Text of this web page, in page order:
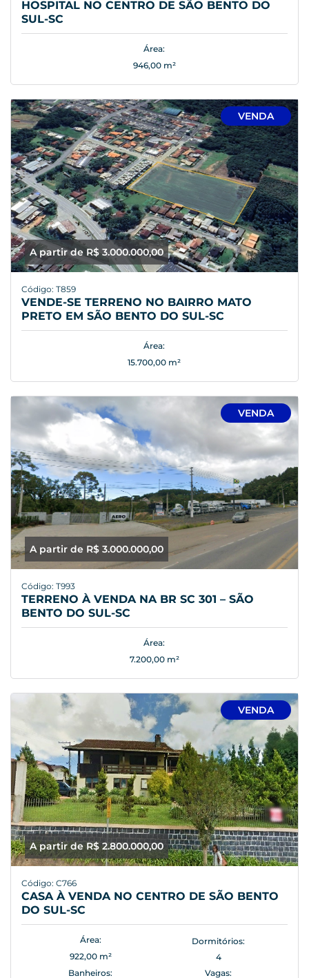
HOSPITAL NO CENTRO DE SÃO BENTO DO
SUL-SC
Área:
946,00 m²
A partir de R$ 3.000.000,00
VENDA
Código: T859
VENDE-SE TERRENO NO BAIRRO MATO
PRETO EM SÃO BENTO DO SUL-SC
Área:
15.700,00 m²
A partir de R$ 3.000.000,00
VENDA
Código: T993
TERRENO À VENDA NA BR SC 301 – SÃO
BENTO DO SUL-SC
Área:
7.200,00 m²
A partir de R$ 2.800.000,00
VENDA
Código: C766
CASA À VENDA NO CENTRO DE SÃO BENTO
DO SUL-SC
Área:
922,00 m²
Dormitórios:
4
Banheiros:
Vagas: